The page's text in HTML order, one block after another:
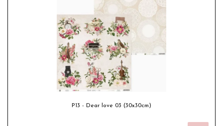
P13 - Dear love 03 (30x30cm)